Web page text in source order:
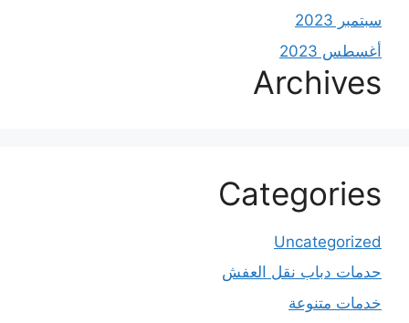
سبتمبر 2023
أغسطس 2023
Archives
Categories
Uncategorized
حدمات دباب نقل العفش
خدمات متنوعة